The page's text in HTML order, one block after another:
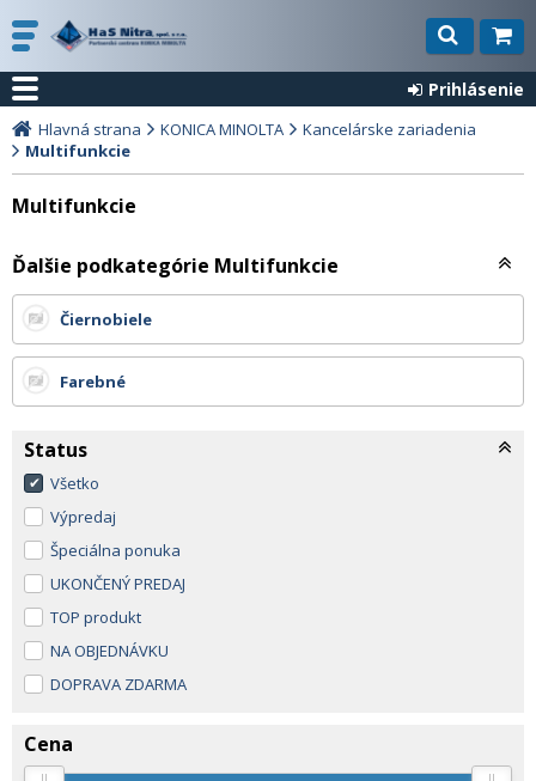
Prihlásenie
Hlavná strana KONICA MINOLTA
Kancelárske zariadenia
Multifunkcie
Multifunkcie
Ďalšie podkategórie Multifunkcie
Čiernobiele
Farebné
Status
Všetko
Výpredaj
Špeciálna ponuka
UKONČENÝ PREDAJ
TOP produkt
NA OBJEDNÁVKU
DOPRAVA ZDARMA
Cena